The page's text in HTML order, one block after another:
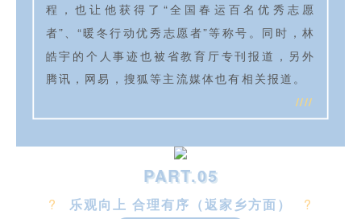
程，也让他获得了“全国春运百名优秀志愿
者”、“暖冬行动优秀志愿者”等称号。同时，林
皓宇的个人事迹也被省教育厅专刊报道，另外
腾讯，网易，搜狐等主流媒体也有相关报道。
////
PART.05
? 乐观向上 合理有序（返家乡方面） ?